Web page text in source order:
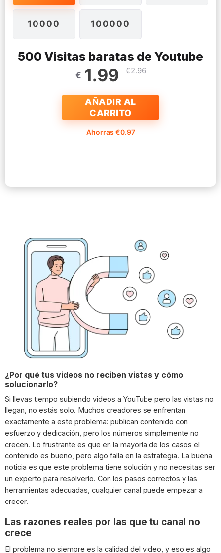
10000 100000
500 Visitas baratas de Youtube
€ 1.99 €2.96
AÑADIR AL
CARRITO
Ahorras €0.97
¿Por qué tus videos no reciben vistas y cómo
solucionarlo?
Si llevas tiempo subiendo videos a YouTube pero las vistas no
llegan, no estás solo. Muchos creadores se enfrentan
exactamente a este problema: publican contenido con
esfuerzo y dedicación, pero los números simplemente no
crecen. Lo frustrante es que en la mayoría de los casos el
contenido es bueno, pero algo falla en la estrategia. La buena
noticia es que este problema tiene solución y no necesitas ser
un experto para resolverlo. Con los pasos correctos y las
herramientas adecuadas, cualquier canal puede empezar a
crecer.
Las razones reales por las que tu canal no
crece
El problema no siempre es la calidad del video, y eso es algo